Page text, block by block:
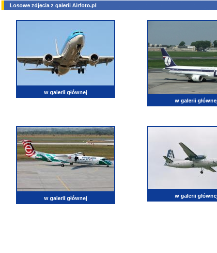
Losowe zdjęcia z galerii Airfoto.pl
w galerii głównej
w galerii
w galerii głównej w galerii